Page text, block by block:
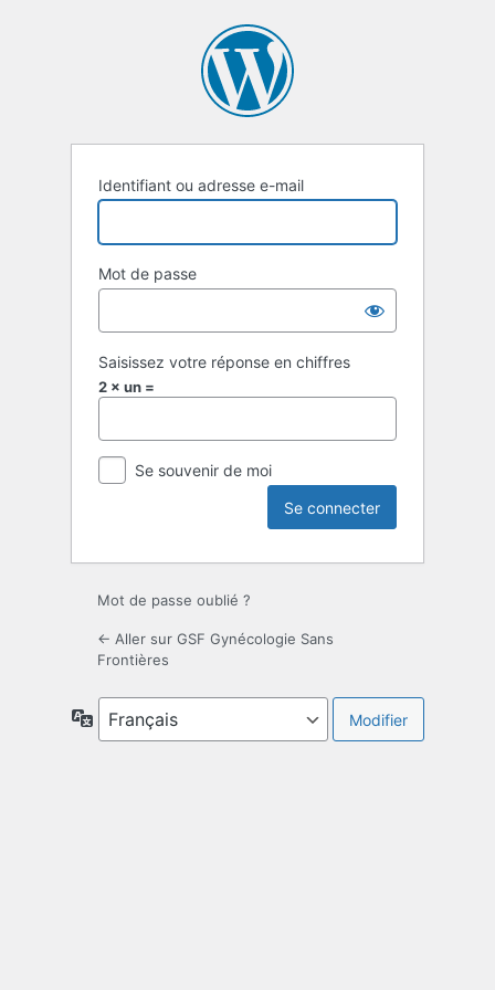
Identifiant ou adresse e-mail
Mot de passe
Saisissez votre réponse en chiffres
2 × un =
Se souvenir de moi
Mot de passe oublié ?
← Aller sur GSF Gynécologie Sans
Frontières
Langue